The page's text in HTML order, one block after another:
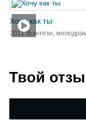
Хочу как ты
2011 фэнтези,
Твой